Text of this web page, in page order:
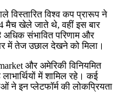
विस्तारित विश्व कप प्रारूप ने
मैच खेले जाते थे, वहीं इस बार
संभावित परिणाम और
में तेज उछाल देखने को मिला।
और अमेरिकी विनियमित
में शामिल रहे। कई
ने इन प्लेटफॉर्म की लोकप्रियता